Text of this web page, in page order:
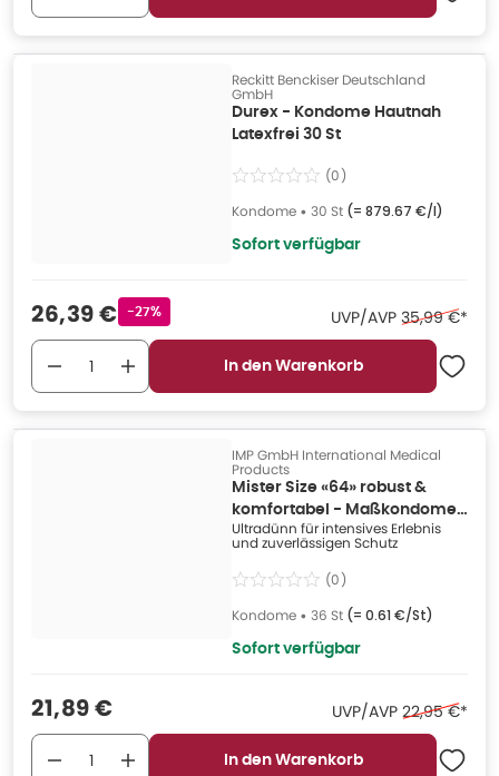
Reckitt Benckiser Deutschland
GmbH
Durex - Kondome Hautnah
Latexfrei 30 St
(0)
Kondome • 30 St (= 879.67 €/l)
Sofort verfügbar
Verkaufspreis
26,39 € Rabattstempel
-27% UVP/AVP Ehemaliger
35,99 €*
In den Warenkorb
IMP GmbH International Medical
Products
Mister Size «64» robust &
komfortabel - Maßkondome
(36 Kondome) 36 St
Ultradünn für intensives Erlebnis
und zuverlässigen Schutz
(0)
Kondome • 36 St (= 0.61 €/St)
Sofort verfügbar
Verkaufspreis
21,89 € UVP/AVP Ehemaliger
22,95 €*
In den Warenkorb